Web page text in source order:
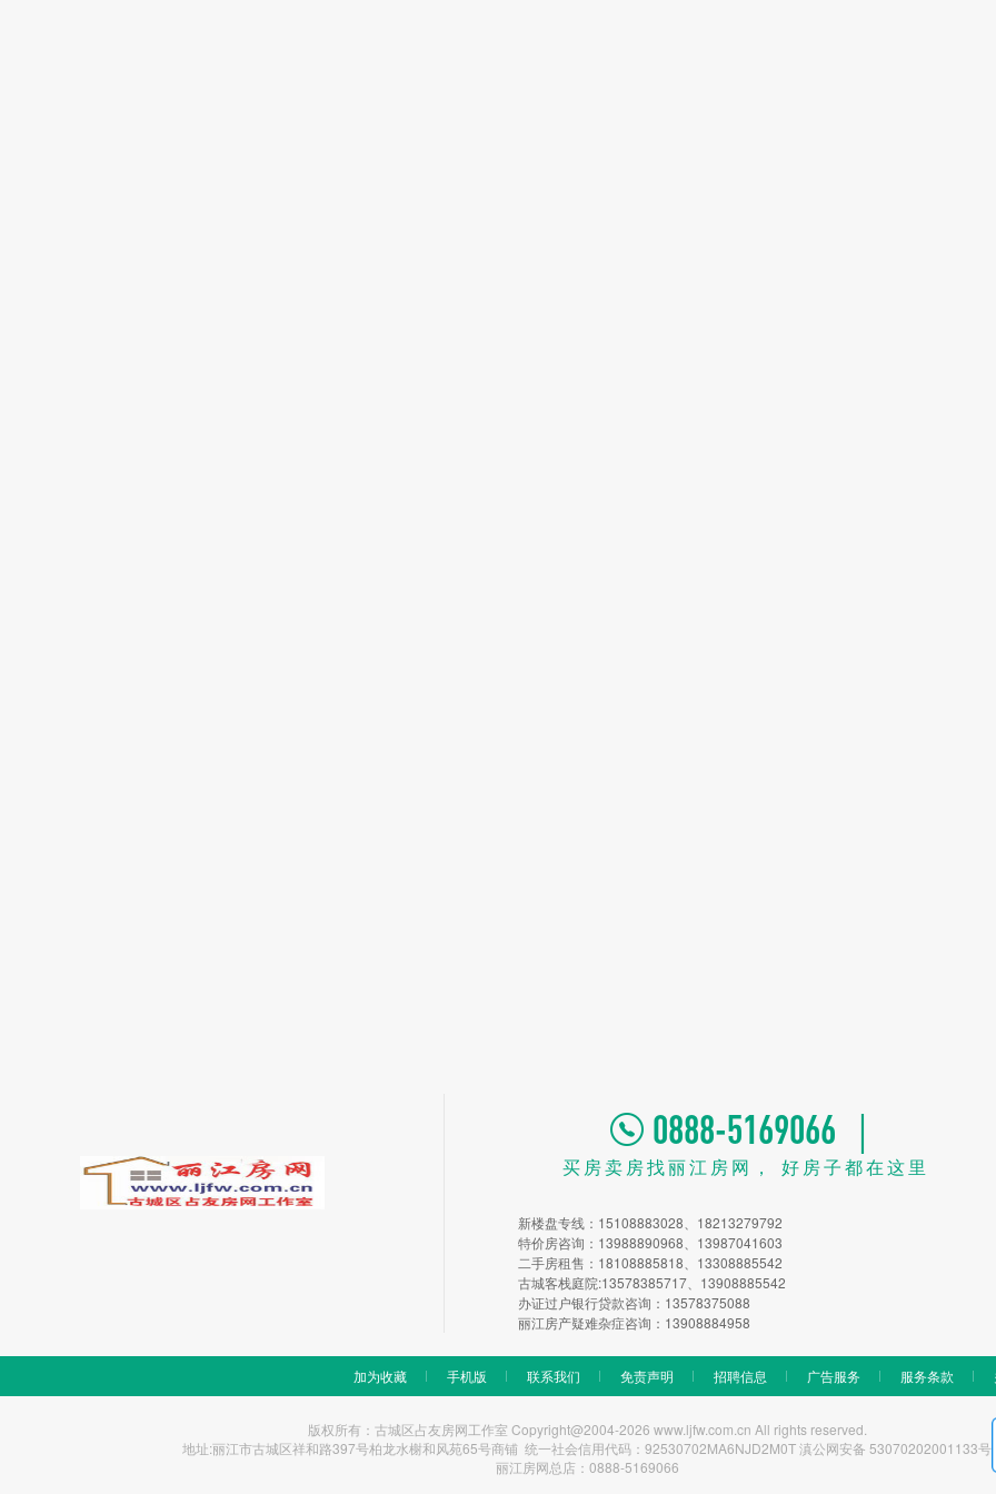
0888-5169066 ｜
买房卖房找丽江房网， 好房子都在这里
新楼盘专线：15108883028、18213279792
特价房咨询：13988890968、13987041603
二手房租售：18108885818、13308885542
古城客栈庭院:13578385717、13908885542
办证过户银行贷款咨询：13578375088
丽江房产疑难杂症咨询：13908884958
加为收藏 手机版 联系我们 免责声明 招聘信息 广告服务 服务条款
版权所有：古城区占友房网工作室 Copyright@2004-2026 www.ljfw.com.cn All rights reserved.
地址:丽江市古城区祥和路397号柏龙水榭和风苑65号商铺 统一社会信用代码：92530702MA6NJD2M0T 滇公网安备 53070202001133号
丽江房网总店：0888-5169066